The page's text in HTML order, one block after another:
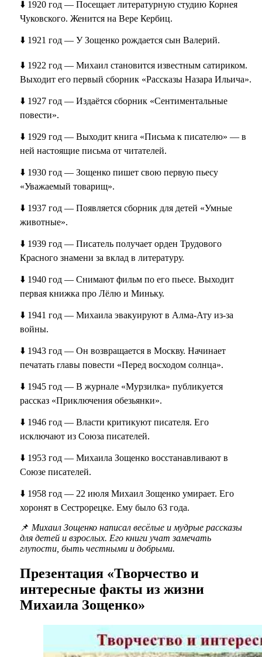
⬇️ 1920 год — Посещает литературную студию Корнея
Чуковского. Женится на Вере Кербиц.
⬇️ 1921 год — У Зощенко рождается сын Валерий.
⬇️ 1922 год — Михаил становится известным сатириком.
Выходит его первый сборник «Рассказы Назара Ильича».
⬇️ 1927 год — Издаётся сборник «Сентиментальные
повести».
⬇️ 1929 год — Выходит книга «Письма к писателю» — в
ней настоящие письма от читателей.
⬇️ 1930 год — Зощенко пишет свою первую пьесу
«Уважаемый товарищ».
⬇️ 1937 год — Появляется сборник для детей «Умные
животные».
⬇️ 1939 год — Писатель получает орден Трудового
Красного знамени за вклад в литературу.
⬇️ 1940 год — Снимают фильм по его пьесе. Выходит
первая книжка про Лёлю и Миньку.
⬇️ 1941 год — Михаила эвакуируют в Алма-Ату из-за
войны.
⬇️ 1943 год — Он возвращается в Москву. Начинает
печатать главы повести «Перед восходом солнца».
⬇️ 1945 год — В журнале «Мурзилка» публикуется
рассказ «Приключения обезьянки».
⬇️ 1946 год — Власти критикуют писателя. Его
исключают из Союза писателей.
⬇️ 1953 год — Михаила Зощенко восстанавливают в
Союзе писателей.
⬇️ 1958 год — 22 июля Михаил Зощенко умирает. Его
хоронят в Сестрорецке. Ему было 63 года.
📌 Михаил Зощенко написал весёлые и мудрые рассказы
для детей и взрослых. Его книги учат замечать
глупости, быть честными и добрыми.
Презентация «Творчество и
интересные факты из жизни
Михаила Зощенко»